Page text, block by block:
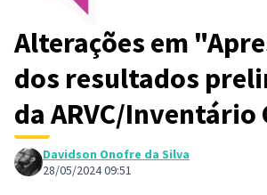
Alterações em
dos resultados
da ARVC/Inventário
Davidson Onofre da Silva
28/05/2024 09:51